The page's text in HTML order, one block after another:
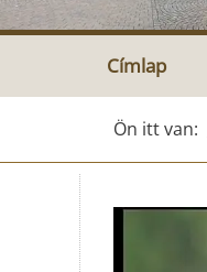
Címlap
Ön itt van: